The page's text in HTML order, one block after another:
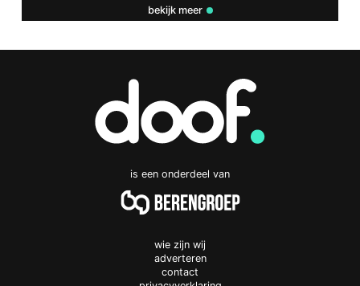
bekijk meer
is een onderdeel van
wie zijn wij
adverteren
contact